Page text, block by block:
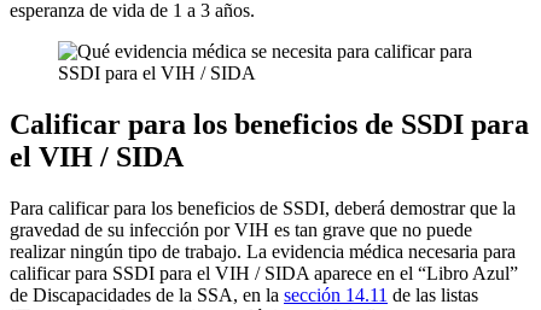
esperanza de vida de 1 a 3 años.
Calificar para los beneficios de SSDI para
el VIH / SIDA
Para calificar para los beneficios de SSDI, deberá demostrar que la
gravedad de su infección por VIH es tan grave que no puede
realizar ningún tipo de trabajo. La evidencia médica necesaria para
calificar para SSDI para el VIH / SIDA aparece en el “Libro Azul”
de Discapacidades de la SSA, en la sección 14.11 de las listas